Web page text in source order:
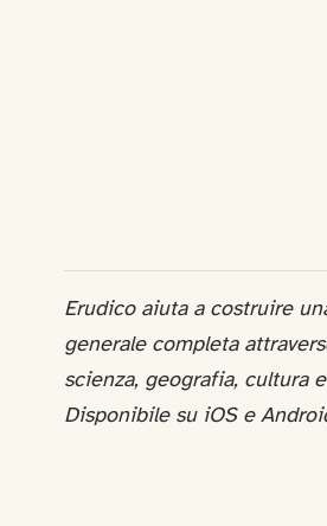
Erudico aiuta a costruire
generale completa
scienza, geografia, cultura
Disponibile su iOS e